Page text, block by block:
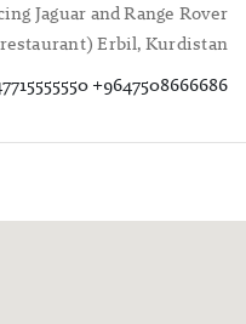
Jaguar and Range Rover
Erbil, Kurdistan
+9647508666686